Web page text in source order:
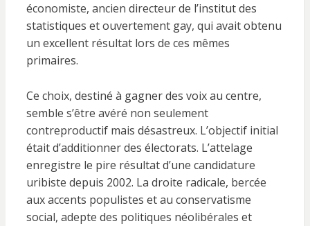
économiste, ancien directeur de l’institut des
statistiques et ouvertement gay, qui avait obtenu
un excellent résultat lors de ces mêmes
primaires.
Ce choix, destiné à gagner des voix au centre,
semble s’être avéré non seulement
contreproductif mais désastreux. L’objectif initial
était d’additionner des électorats. L’attelage
enregistre le pire résultat d’une candidature
uribiste depuis 2002. La droite radicale, bercée
aux accents populistes et au conservatisme
social, adepte des politiques néolibérales et